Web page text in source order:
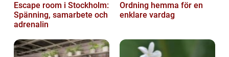
Escape room i Stockholm:
Spänning, samarbete och
adrenalin
Ordning hemma för en
enklare vardag